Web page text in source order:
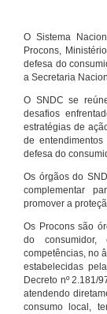
O Sistema
Procons,
defesa do
a Secretaria
O SNDC se
desafios
estratégias de
de
defesa do
Os órgãos do
complementar
promover a
Os Procons são
do consumidor,
competências, no
estabelecidas
Decreto nº 2.181/
atendendo
consumo local,